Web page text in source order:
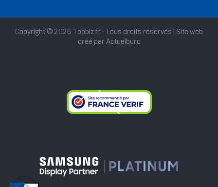
Copyright © 2026 Topbiz.fr - Tous droits réservés | Site web
créé par Actuelburo